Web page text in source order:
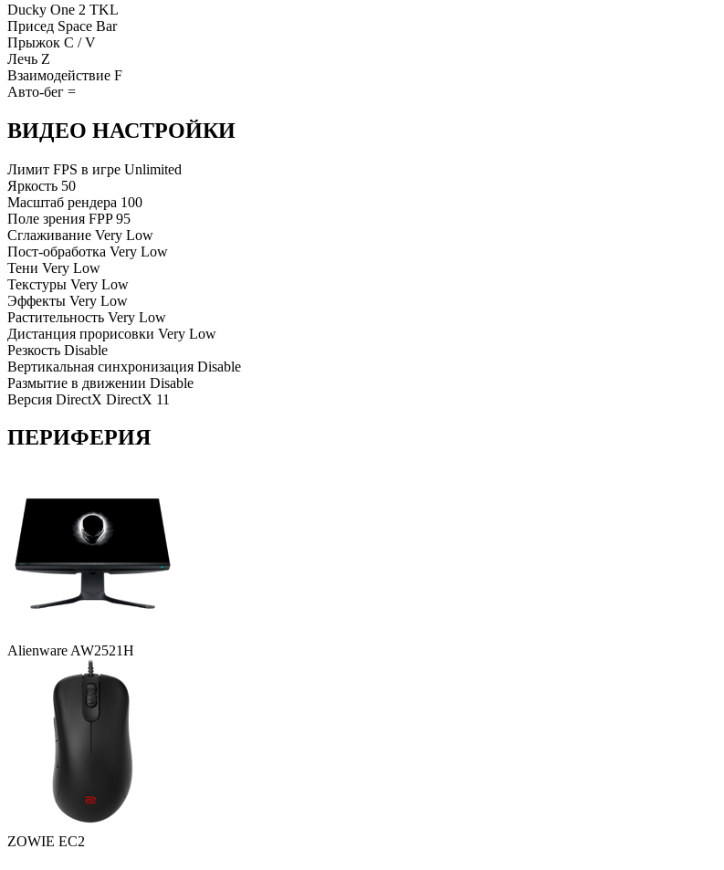
Ducky One 2 TKL
Присед Space Bar
Прыжок C / V
Лечь Z
Взаимодействие F
Авто-бег =
ВИДЕО НАСТРОЙКИ
Лимит FPS в игре Unlimited
Яркость 50
Масштаб рендера 100
Поле зрения FPP 95
Сглаживание Very Low
Пост-обработка Very Low
Тени Very Low
Текстуры Very Low
Эффекты Very Low
Растительность Very Low
Дистанция прорисовки Very Low
Резкость Disable
Вертикальная синхронизация Disable
Размытие в движении Disable
Версия DirectX DirectX 11
ПЕРИФЕРИЯ
Alienware AW2521H
ZOWIE EC2